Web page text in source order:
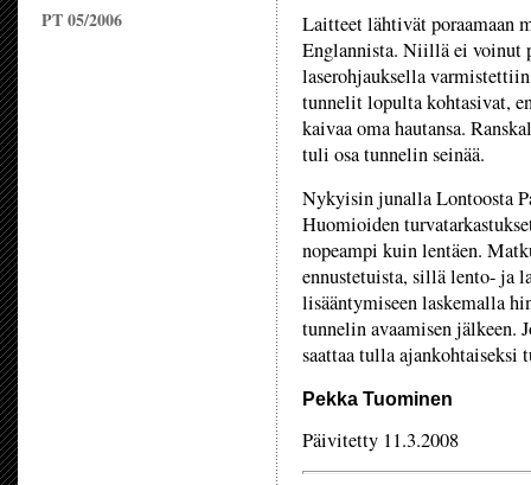
PT 05/2006
Laitteet lähtivät poraamaan
Englannista. Niillä ei voinut
laserohjauksella
tunnelit lopulta kohtasivat,
kaivaa oma hautansa.
tuli osa tunnelin seinää.
Nykyisin junalla Lontoosta
Huomioiden
nopeampi kuin lentäen.
ennustetuista, sillä lento- ja
lisääntymiseen laskemalla
tunnelin avaamisen jälkeen.
saattaa tulla ajankohtaiseksi
Pekka Tuominen
Päivitetty 11.3.2008